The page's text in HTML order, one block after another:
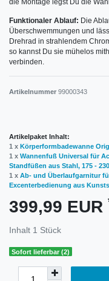
Funktionaler Ablauf: Die
Überschwemmungen und
Drehrad in strahlendem
so kannst Du sie mühelos
verbinden.
Artikelnummer 99000343
Artikelpaket Inhalt:
1 x Körperformbadewanne
1 x Wannenfuß Universal für
Standfüßen aus Stahl, 175 -
1 x Ab- und Überlaufgarnitur
Excenterbedienung aus
399,99 EUR
Inhalt 1 Stück
Sofort lieferbar (2)